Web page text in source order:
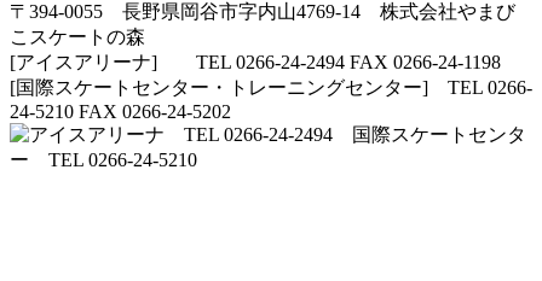
〒394-0055 長野県岡谷市字内山4769-14 株式会社やまび
こスケートの森
[アイスアリーナ] TEL 0266-24-2494 FAX 0266-24-1198
[国際スケートセンター・トレーニングセンター] TEL 0266-
24-5210 FAX 0266-24-5202